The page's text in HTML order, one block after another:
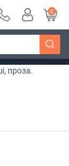
більше
0
проза.